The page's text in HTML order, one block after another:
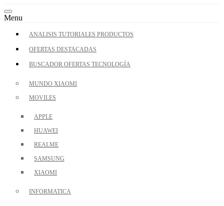
to
content
Toggle
navigation
Menu
ANALISIS TUTORIALES PRODUCTOS
OFERTAS DESTACADAS
BUSCADOR OFERTAS TECNOLOGÍA
MUNDO XIAOMI
MOVILES
APPLE
HUAWEI
REALME
SAMSUNG
XIAOMI
INFORMATICA